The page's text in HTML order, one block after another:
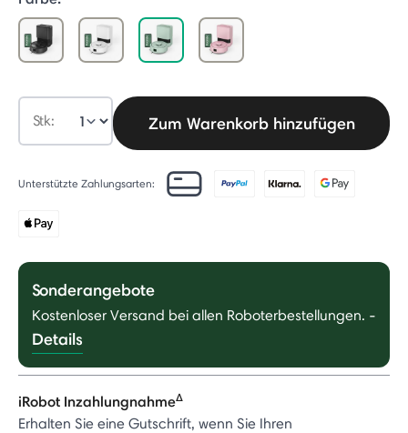
Stk: Zum Warenkorb hinzufügen
Unterstützte Zahlungsarten:
Sonderangebote
Kostenloser Versand bei allen Roboterbestellungen. -
Details
iRobot InzahlungnahmeΔ
Erhalten Sie eine Gutschrift, wenn Sie Ihren